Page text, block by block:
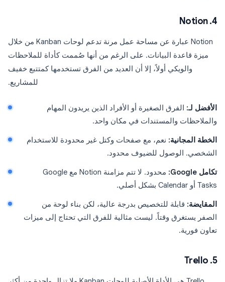
4. Notion
Notion عبارة عن مساحة عمل مرنة تدعم لوحات Kanban من خلال
ميزة قاعدة البيانات. على الرغم من أنها صُممت كأداة للملاحظات
والويكي أولاً، إلا أن العديد من الفرق تستخدمها كمتتبع خفيف
للمشاريع.
الأفضل لـ: الفرق الصغيرة أو الأفراد الذين يريدون المهام
والملاحظات والمستندات في مكان واحد.
الخطة المجانية: نعم، مع صفحات وكتل غير محدودة للاستخدام
الشخصي. الوصول للضيوف محدود.
تكامل Google:
محدود. لا تتم مزامنة Notion مع Google
Tasks أو Calendar بشكل أصلي.
المقايضة: قابلة للتخصيص بدرجة عالية، لكن بناء لوحة من
الصفر يستغرق وقتاً. ليست مثالية للفرق التي تحتاج إلى ميزات
تعاون فورية.
5. Trello